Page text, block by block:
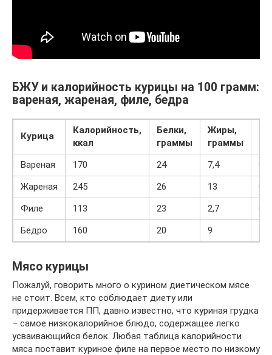
БЖУ и калорийность курицы на 100 грамм:
вареная, жареная, филе, бедра
Курица
Калорийность,
ккал
Белки,
граммы
Жиры,
граммы
Вареная
170 24 7,4
0,6
Жареная
245 26 13
0,4
Филе
113 23 2,7
Бедро
160 20 9
Мясо курицы
Пожалуй, говорить много о курином диетическом мясе
не стоит. Всем, кто соблюдает диету или
придерживается ПП, давно известно, что куриная грудка
– самое низкокалорийное блюдо, содержащее легко
усваивающийся белок. Любая таблица калорийности
мяса поставит куриное филе на первое место по низкому